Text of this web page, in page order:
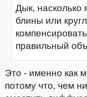
Дык, насколько
блины или
правильный
Это - именно как
потому что, чем